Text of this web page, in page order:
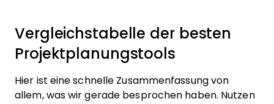
Vergleichstabelle der besten
Projektplanungstools
Hier ist eine schnelle Zusammenfassung von
allem, was wir gerade besprochen haben. Nutzen